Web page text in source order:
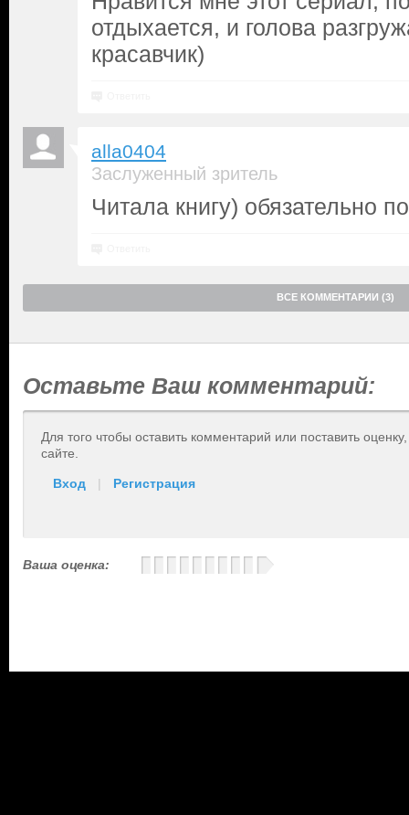
отдыхается, и голова
красавчик)
alla0404
Заслуженный зритель
Читала книгу) обязательно
ВСЕ КОММЕНТАРИИ (3)
Оставьте Ваш комментарий:
Для того чтобы оставить комментарий или поставить
сайте.
Вход | Регистрация
Ваша оценка: